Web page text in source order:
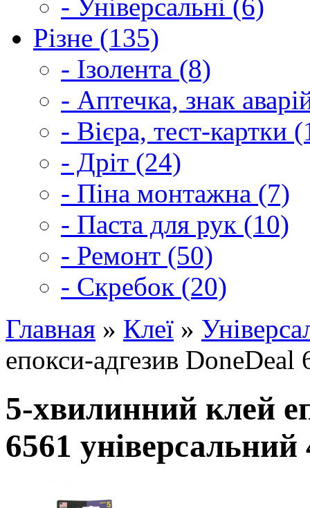
- Універсальні (6)
Різне (135)
- Ізолента (8)
- Аптечка, знак
- Вієра, тест-картки
- Дріт (24)
- Піна монтажна (7)
- Паста для рук (10)
- Ремонт (50)
- Скребок (20)
Главная » Клеї »
епокси-адгезив DoneDeal
5-хвилинний клей
6561 універсальний